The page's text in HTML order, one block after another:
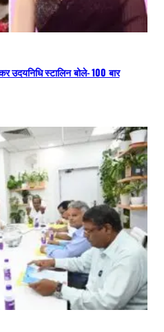
उदयनिधि स्टालिन बोले- 100 बार